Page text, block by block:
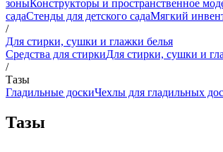
зоныКонструкторы и пространственное
садаСтенды для детского садаМягкий
/
Для стирки, сушки и глажки белья
Средства для стиркиДля стирки, сушки и
/
Тазы
Гладильные доскиЧехлы для гладильных
Тазы